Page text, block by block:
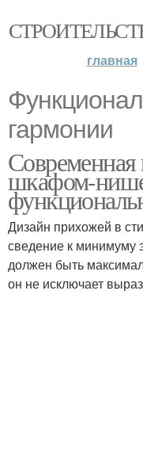
главная
гармонии
шкафом-
Дизайн прихожей в
сведение к минимуму
должен быть
он не исключает